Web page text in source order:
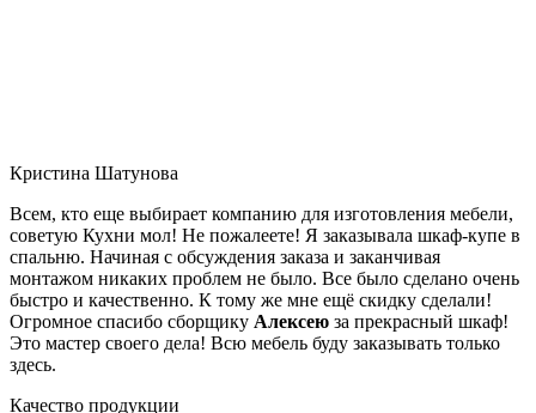
Кристина Шатунова
Всем, кто еще выбирает компанию для изготовления мебели,
советую Кухни мол! Не пожалеете! Я заказывала шкаф-купе в
спальню. Начиная с обсуждения заказа и заканчивая
монтажом никаких проблем не было. Все было сделано очень
быстро и качественно. К тому же мне ещё скидку сделали!
Огромное спасибо сборщику Алексею за прекрасный шкаф!
Это мастер своего дела! Всю мебель буду заказывать только
здесь.
Качество продукции